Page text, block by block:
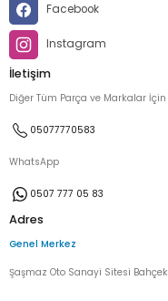
Facebook
Instagram
İletişim
Diğer Tüm Parça ve Markalar
05077770583
WhatsApp
0507 777 05 83
Adres
Genel Merkez
Şaşmaz Oto Sanayi Sitesi